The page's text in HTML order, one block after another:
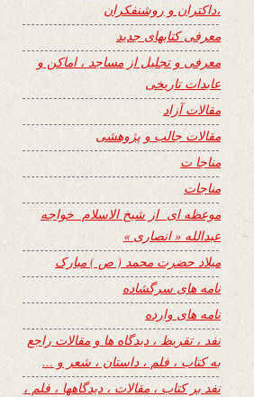
،داکتران و روشنفکران
معرفی کتابهای جدید
معرفی و تجلیل از مساجد ، اماکن و
عابدات تاریخی
مقالات آزاد
مقالات جالب و پژوهشی
مناجا ت
مناجات
موعظه ای از شیخ الاسلام خواجه
عبدالله « انصاری »
میلاد حضرت محمد ( ص ) مبارک
نامه های سرگشاده
نامه های وارده
نفد ، تقریظ ، دیدگاه ها و مقالات راجع
به کتاب ، فلم ، داستان ، شعر و …
نفد بر کتاب ، مقالات ، دیدگاهها ، فلم ،